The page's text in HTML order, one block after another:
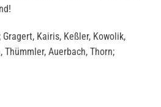
Kairis, Keßler, Kowolik,
Thümmler, Auerbach, Thorn;